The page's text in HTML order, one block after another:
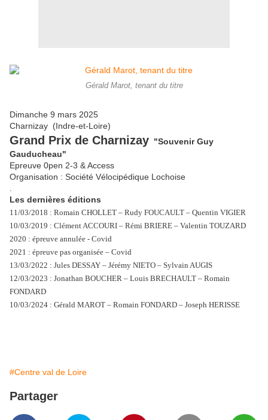
Gérald Marot, tenant du titre
Dimanche 9 mars 2025
Charnizay (Indre-et-Loire)
Grand Prix de Charnizay "Souvenir Guy
Gauducheau"
Epreuve 0pen 2-3 & Access
Organisation : Société Vélocipédique Lochoise
Les dernières éditions
11/03/2018 : Romain CHOLLET – Rudy FOUCAULT – Quentin VIGIER
10/03/2019 : Clément ACCOURI – Rémi BRIERE – Valentin TOUZARD
2020 : épreuve annulée - Covid
2021 : épreuve pas organisée – Covid
13/03/2022 : Jules DESSAY – Jérémy NIETO – Sylvain AUGIS
12/03/2023 : Jonathan BOUCHER – Louis BRECHAULT – Romain
FONDARD
10/03/2024 : Gérald MAROT – Romain FONDARD – Joseph HERISSE
#Centre val de Loire
Partager